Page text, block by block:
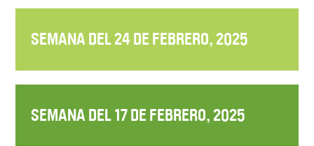
SEMANA DEL 24 DE FEBRERO, 2025
SEMANA DEL 17 DE FEBRERO, 2025